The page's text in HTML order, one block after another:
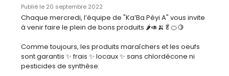
Publié le 20 septembre 2022
Chaque mercredi, l’équipe de "Ka’Ba Péyi A" vous invite
à venir faire le plein de bons produits 🌶️🥑🍌🥬🍊🍋
Comme toujours, les produits maraîchers et les oeufs
sont garantis ✨ frais ✨ locaux ✨ sans chlordécone ni
pesticides de synthèse.